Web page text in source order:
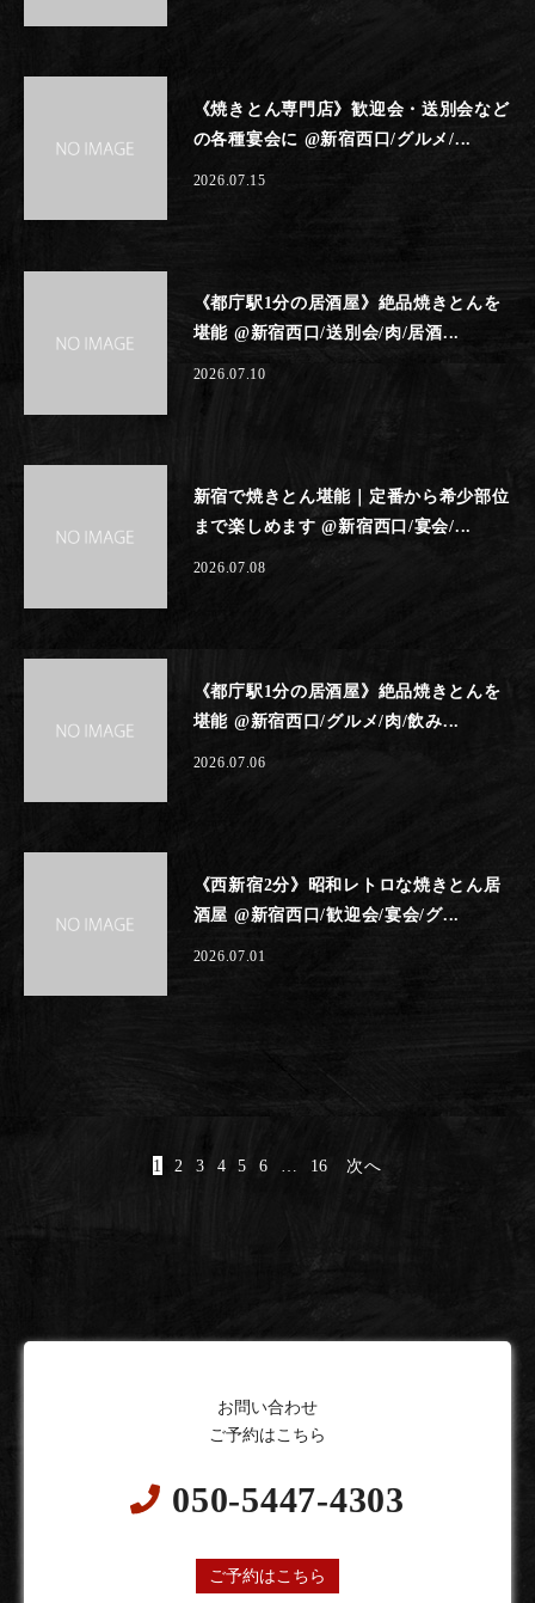
《焼きとん専門店》歓迎会・送別会など
の各種宴会に @新宿西口/グルメ/...
2026.07.15
《都庁駅1分の居酒屋》絶品焼きとんを
堪能 @新宿西口/送別会/肉/居酒...
2026.07.10
新宿で焼きとん堪能｜定番から希少部位
まで楽しめます @新宿西口/宴会/...
2026.07.08
《都庁駅1分の居酒屋》絶品焼きとんを
堪能 @新宿西口/グルメ/肉/飲み...
2026.07.06
《西新宿2分》昭和レトロな焼きとん居
酒屋 @新宿西口/歓迎会/宴会/グ...
2026.07.01
1 2 3 4 5 6 … 16 次へ
お問い合わせ
ご予約はこちら
050-5447-4303
ご予約はこちら